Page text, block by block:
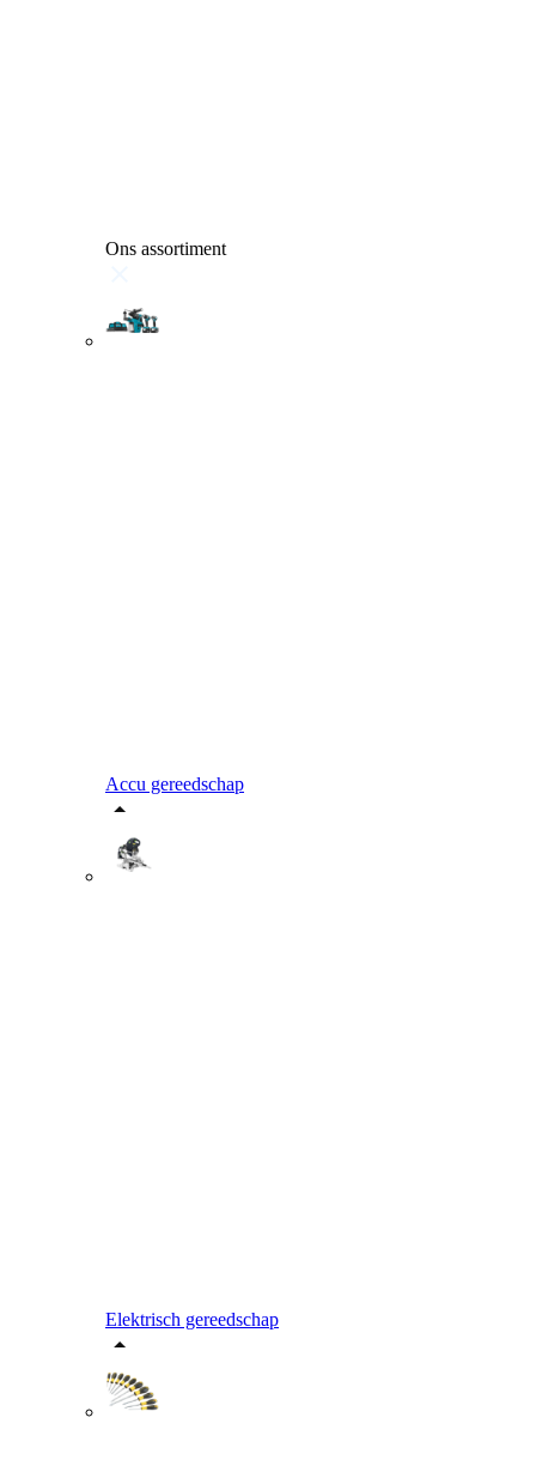
Ons assortiment
Accu gereedschap
Elektrisch gereedschap